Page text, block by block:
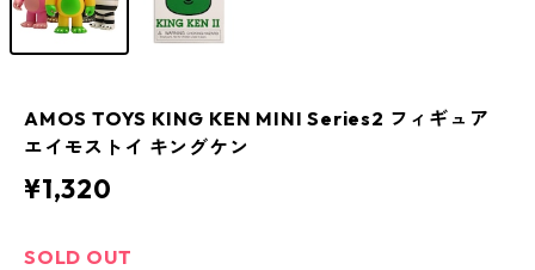
AMOS TOYS KING KEN MINI Series2 フィギュア
エイモストイ キングケン
¥1,320
SOLD OUT